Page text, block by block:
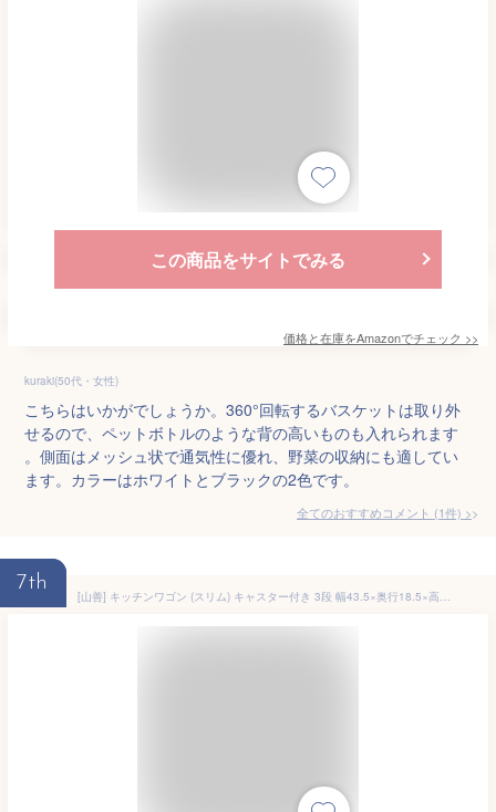
この商品をサイトでみる
価格と在庫をAmazonでチェック >>
kuraki(50代・女性)
こちらはいかがでしょうか。360°回転するバスケットは取り外
せるので、ペットボトルのような背の高いものも入れられます
。側面はメッシュ状で通気性に優れ、野菜の収納にも適してい
ます。カラーはホワイトとブラックの2色です。
全てのおすすめコメント (1件) >
7th
[山善] キッチンワゴン (スリム) キャスター付き 3段 幅43.5×奥行18.5×高さ74.5cm ワゴン 組立かんたん ホワイトLBW-3S(MWH)